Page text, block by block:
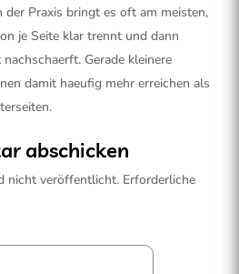
der Praxis bringt es oft am meisten,
je Seite klar trennt und dann
Gerade kleinere
damit haeufig mehr erreichen als
abschicken
nicht veröffentlicht. Erforderliche